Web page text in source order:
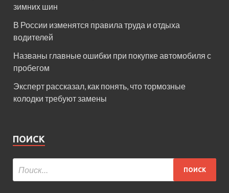
зимних шин
В России изменятся правила труда и отдыха
водителей
Названы главные ошибки при покупке автомобиля с
пробегом
Эксперт рассказал, как понять, что тормозные
колодки требуют замены
ПОИСК